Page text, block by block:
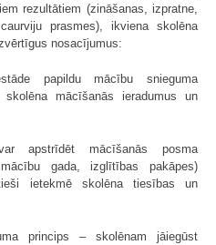
rezultātiem (zināšanas, izpratne,
prasmes), ikviena skolēna
nosacījumus:
papildu mācību snieguma
mācīšanās ieradumus un
apstrīdēt mācīšanās posma
gada, izglītības pakāpes)
ietekmē skolēna tiesības un
princips – skolēnam jāiegūst